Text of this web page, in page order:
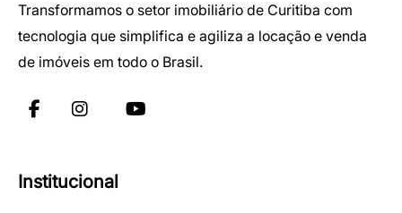
Transformamos o setor imobiliário de Curitiba com
tecnologia que simplifica e agiliza a locação e venda
de imóveis em todo o Brasil.
Institucional